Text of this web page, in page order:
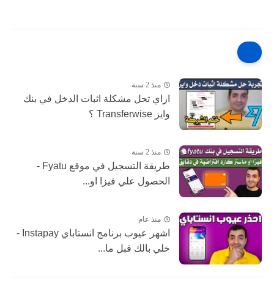
منذ 2 سنة
ازاي تحل مشكلة اثبات الدخل في بنك
وايز Transferwise ؟
منذ 2 سنة
طريقة التسجيل في موقع Fyatu -
الحصول علي فيزا او...
منذ عام
اشهر عيوب برنامج انستاباي Instapay -
خلي بالك قبل ما...